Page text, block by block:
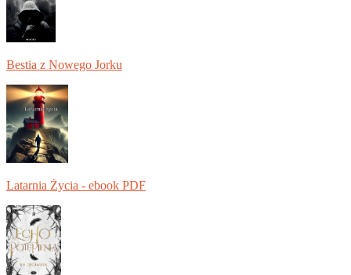
Bestia z Nowego Jorku
Latarnia Życia - ebook PDF